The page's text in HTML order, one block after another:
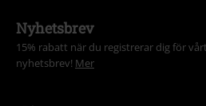
Nyhetsbrev
15% rabatt när du registrerar dig för vårt
nyhetsbrev! Mer